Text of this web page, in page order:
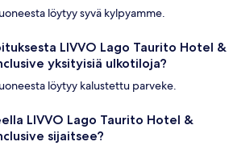
löytyy syvä kylpyamme.
LIVVO Lago Taurito Hotel &
yksityisiä ulkotiloja?
löytyy kalustettu parveke.
LIVVO Lago Taurito Hotel &
sijaitsee?